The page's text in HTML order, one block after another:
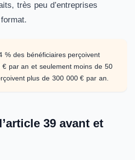
très peu d’entreprises
% des bénéficiaires perçoivent
€ par an et seulement moins de 50
plus de 300 000 € par an.
39 avant et